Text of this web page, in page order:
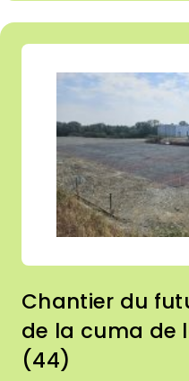
Chantier du
de la cuma de
(44)